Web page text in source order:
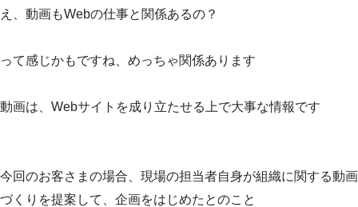
え、動画もWebの仕事と関係あるの？
って感じかもですね、めっちゃ関係あります
動画は、Webサイトを成り立たせる上で大事な情報です
今回のお客さまの場合、現場の担当者自身が組織に関する動画
づくりを提案して、企画をはじめたとのこと